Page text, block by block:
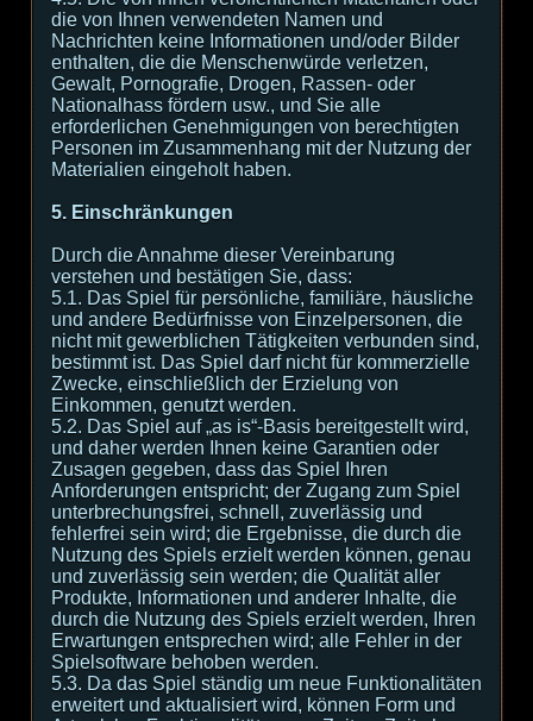
die von Ihnen verwendeten Namen und
Nachrichten keine Informationen und/oder Bilder
enthalten, die die Menschenwürde verletzen,
Gewalt, Pornografie, Drogen, Rassen- oder
Nationalhass fördern usw., und Sie alle
erforderlichen Genehmigungen von berechtigten
Personen im Zusammenhang mit der Nutzung der
Materialien eingeholt haben.
5. Einschränkungen
Durch die Annahme dieser Vereinbarung
verstehen und bestätigen Sie, dass:
5.1. Das Spiel für persönliche, familiäre, häusliche
und andere Bedürfnisse von Einzelpersonen, die
nicht mit gewerblichen Tätigkeiten verbunden sind,
bestimmt ist. Das Spiel darf nicht für kommerzielle
Zwecke, einschließlich der Erzielung von
Einkommen, genutzt werden.
5.2. Das Spiel auf „as is“-Basis bereitgestellt wird,
und daher werden Ihnen keine Garantien oder
Zusagen gegeben, dass das Spiel Ihren
Anforderungen entspricht; der Zugang zum Spiel
unterbrechungsfrei, schnell, zuverlässig und
fehlerfrei sein wird; die Ergebnisse, die durch die
Nutzung des Spiels erzielt werden können, genau
und zuverlässig sein werden; die Qualität aller
Produkte, Informationen und anderer Inhalte, die
durch die Nutzung des Spiels erzielt werden, Ihren
Erwartungen entsprechen wird; alle Fehler in der
Spielsoftware behoben werden.
5.3. Da das Spiel ständig um neue Funktionalitäten
erweitert und aktualisiert wird, können Form und